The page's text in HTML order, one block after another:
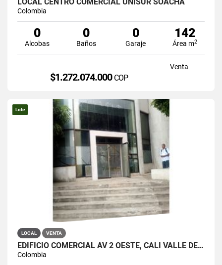
Colombia
0
Alcobas
0
Baños
0
Garaje
142
Área m2
Venta
$1.272.074.000 COP
Lote
LOCAL VENTA
EDIFICIO COMERCIAL AV 2 OESTE, CALI VALLE DEL CAUCA
Colombia